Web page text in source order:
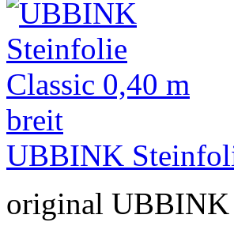
UBBINK
original UBBINK